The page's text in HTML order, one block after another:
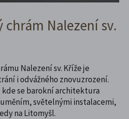
chrám Nalezení sv.
Nalezení sv. Kříže je
i odvážného znovuzrození.
se barokní architektura
světelnými instalacemi,
na Litomyšl.